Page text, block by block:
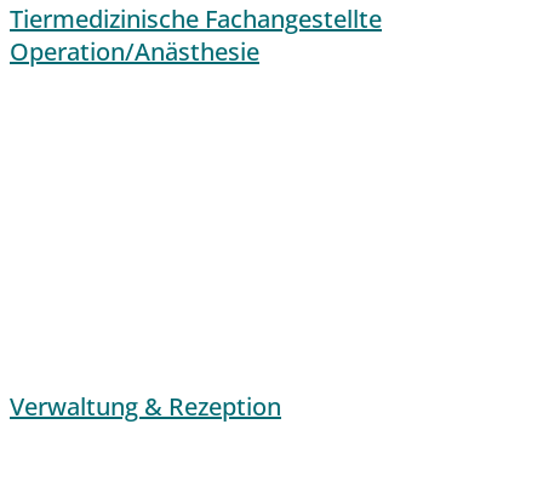
Tiermedizinische Fachangestellte
Operation/Anästhesie
Verwaltung & Rezeption